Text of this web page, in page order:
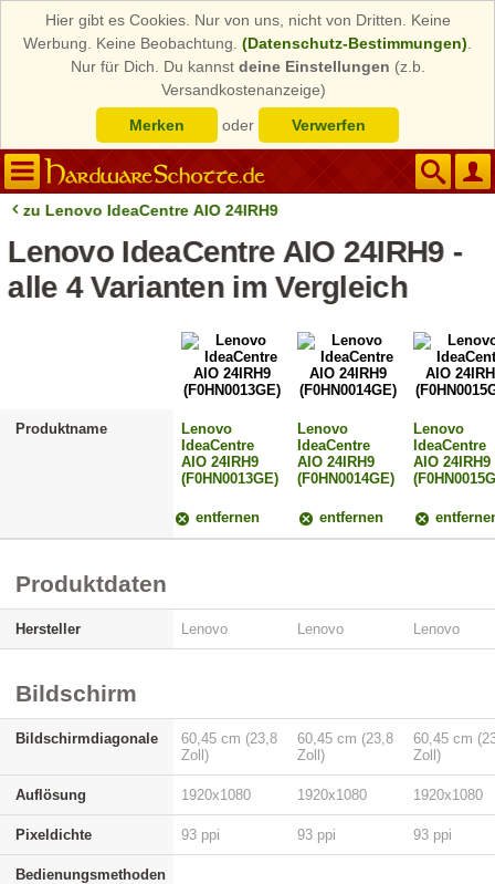
Hier gibt es Cookies. Nur von uns, nicht von Dritten. Keine
Werbung. Keine Beobachtung. (Datenschutz-Bestimmungen)
Nur für Dich. Du kannst deine Einstellungen (z.b.
Versandkostenanzeige)
Merken
oder Verwerfen
zu Lenovo IdeaCentre AIO 24IRH9
Lenovo IdeaCentre AIO 24IRH9 -
alle 4 Varianten im Vergleich
Produktname
Lenovo
IdeaCentre
AIO 24IRH9
(F0HN0013GE)
Lenovo
IdeaCentre
AIO 24IRH9
(F0HN0014GE)
Lenovo
IdeaCentre
AIO 24IRH9
entfernen entfernen
Produktdaten
Hersteller Lenovo Lenovo Lenovo
Bildschirm
Bildschirmdiagonale
60,45 cm (23,8
Zoll)
60,45 cm (23,8
Zoll)
60,45 cm
Zoll)
Auflösung 1920x1080 1920x1080 1920x1080
Pixeldichte 93 ppi 93 ppi 93 ppi
Bedienungsmethoden